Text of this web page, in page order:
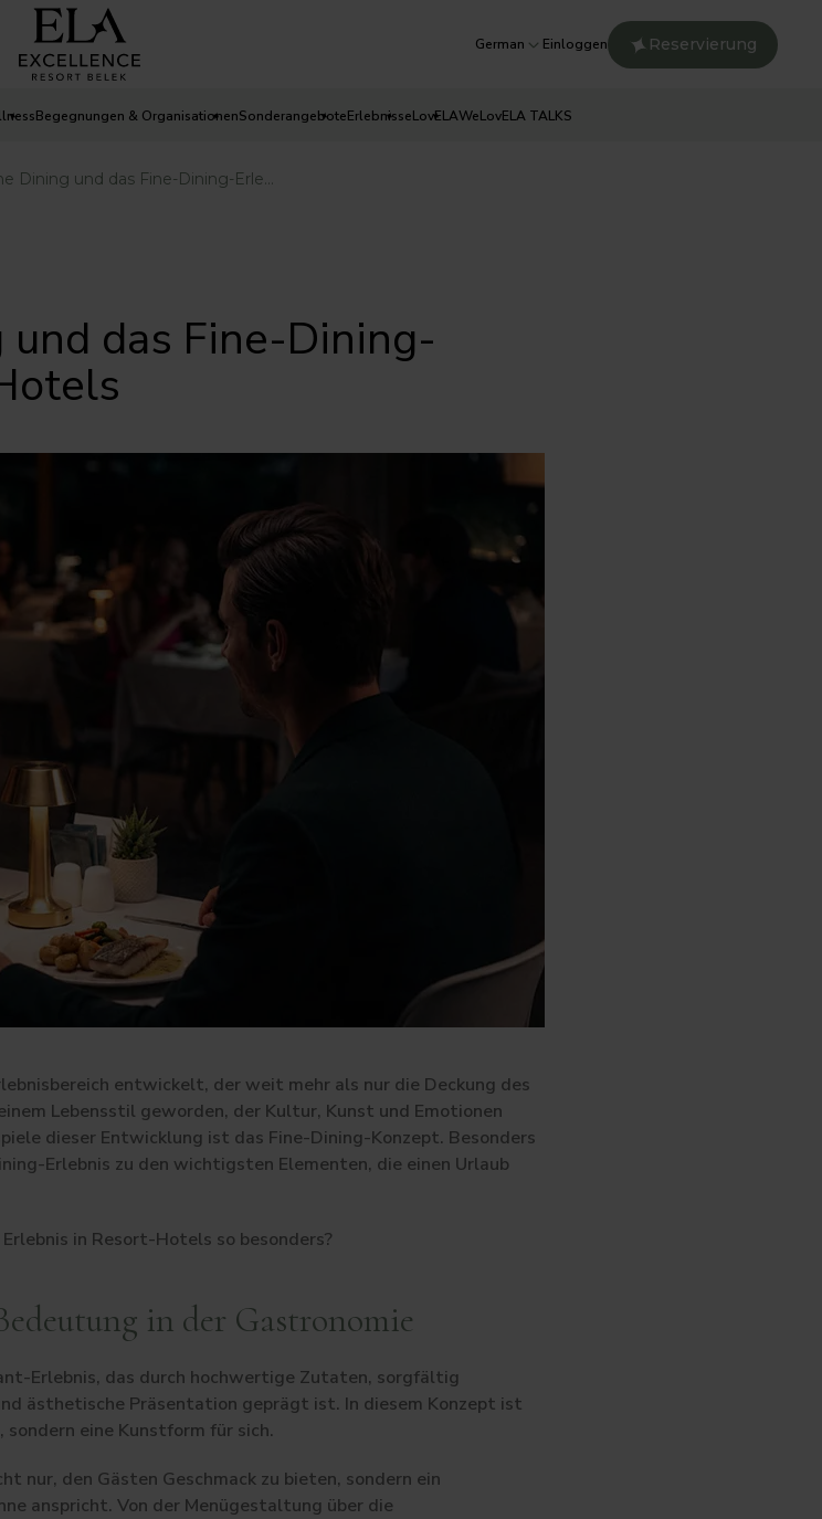
German Einloggen Reservierung
Begegnungen & OrganisationenSonderangeboteErlebnisseLovELAWeLovELA TALKS
das Fine-Dining-
entwickelt, der weit mehr als nur die Deckung des
Lebensstil geworden, der Kultur, Kunst und Emotionen
dieser Entwicklung ist das Fine-Dining-Konzept. Besonders
Erlebnis zu den wichtigsten Elementen, die einen Urlaub
in Resort-Hotels so besonders?
in der Gastronomie
Erlebnis, das durch hochwertige Zutaten, sorgfältig
ästhetische Präsentation geprägt ist. In diesem Konzept ist
eine Kunstform für sich.
nur, den Gästen Geschmack zu bieten, sondern ein
anspricht. Von der Menügestaltung über die